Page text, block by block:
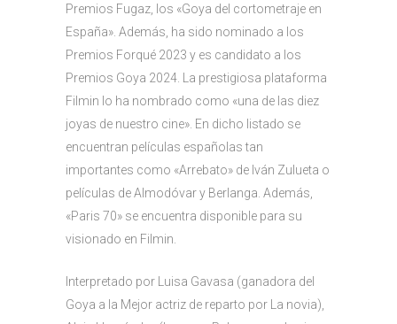
Premios Fugaz, los «Goya del cortometraje en
España». Además, ha sido nominado a los
Premios Forqué 2023 y es candidato a los
Premios Goya 2024. La prestigiosa plataforma
Filmin lo ha nombrado como «una de las diez
joyas de nuestro cine». En dicho listado se
encuentran películas españolas tan
importantes como «Arrebato» de Iván Zulueta o
películas de Almodóvar y Berlanga. Además,
«Paris 70» se encuentra disponible para su
visionado en Filmin.
Interpretado por Luisa Gavasa (ganadora del
Goya a la Mejor actriz de reparto por La novia),